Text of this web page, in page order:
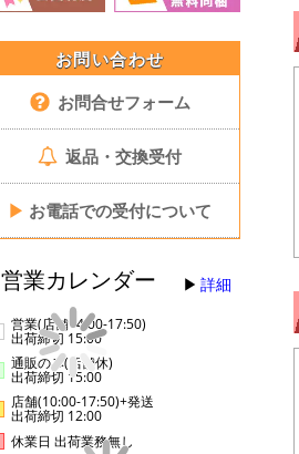
お問い合わせ
お問合せフォーム
返品・交換受付
▶ お電話での受付について
営業カレンダー 詳細
営業(店舗14:00-17:50)
出荷締切 15:00
通販のみ(店舗休)
出荷締切 15:00
店舗(10:00-17:50)+発送
出荷締切 12:00
休業日 出荷業務無し